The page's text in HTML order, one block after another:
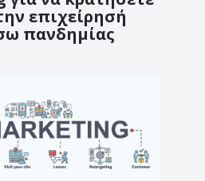
επιχείρησή
πανδημίας